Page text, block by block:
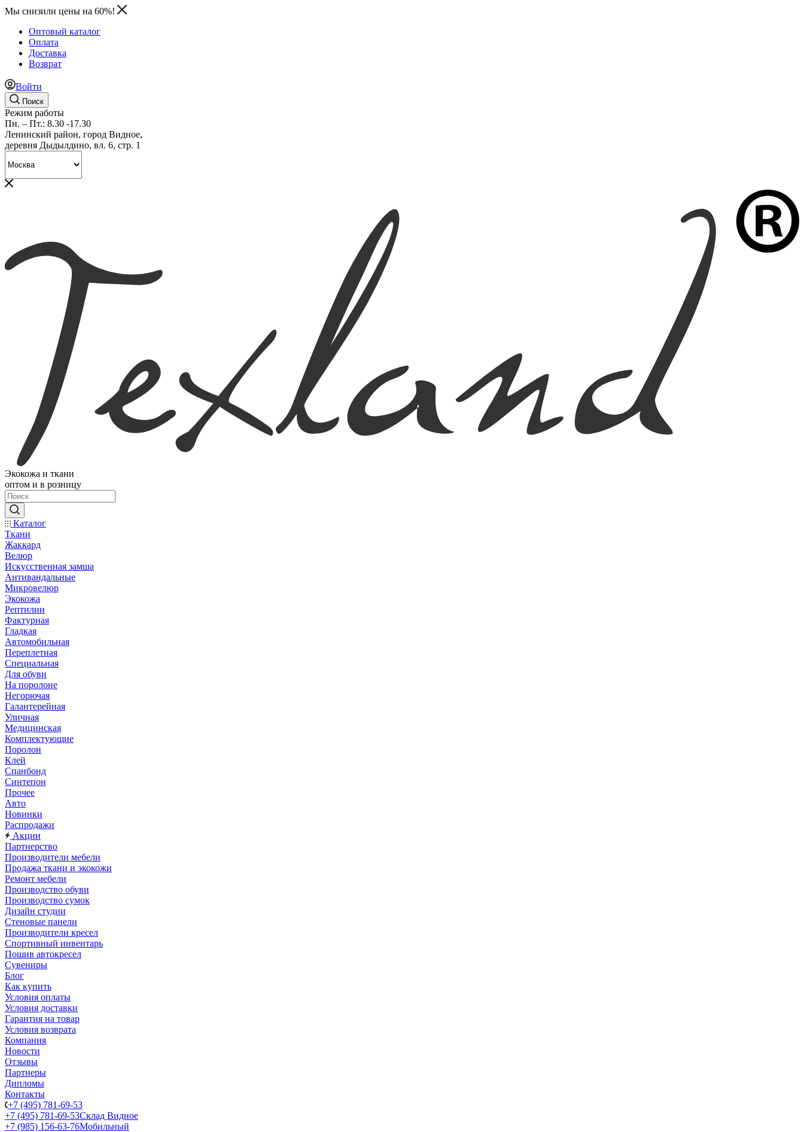
Мы снизили цены на 60%!
Оптовый каталог
Оплата
Доставка
Возврат
Войти
Поиск
Режим работы
Пн. – Пт.: 8.30 -17.30
Ленинский район, город Видное,
деревня Дыдылдино, вл. 6, стр. 1
Экокожа и ткани
оптом и в розницу
Каталог
Ткани
Жаккард
Велюр
Искусственная замша
Антивандальные
Микровелюр
Экокожа
Рептилии
Фактурная
Гладкая
Автомобильная
Переплетная
Специальная
Для обуви
На поролоне
Негорючая
Галантерейная
Уличная
Медицинская
Комплектующие
Поролон
Клей
Спанбонд
Синтепон
Прочее
Авто
Новинки
Распродажи
Акции
Партнерство
Производители мебели
Продажа ткани и экокожи
Ремонт мебели
Производство обуви
Производство сумок
Дизайн студии
Стеновые панели
Производители кресел
Спортивный инвентарь
Пошив автокресел
Сувениры
Блог
Как купить
Условия оплаты
Условия доставки
Гарантия на товар
Условия возврата
Компания
Новости
Отзывы
Партнеры
Дипломы
Контакты
+7 (495) 781-69-53
+7 (495) 781-69-53Склад Видное
+7 (985) 156-63-76Мобильный